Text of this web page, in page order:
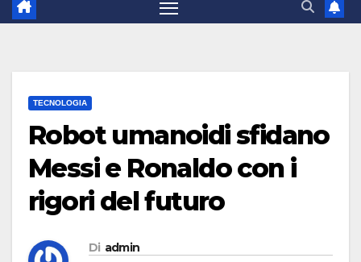
TECNOLOGIA
Robot umanoidi sfidano
Messi e Ronaldo con i
rigori del futuro
Di admin